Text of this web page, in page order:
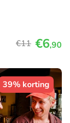
€11 €6,90
39% korting